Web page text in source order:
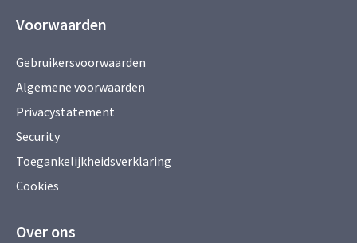
Voorwaarden
Gebruikersvoorwaarden
Algemene voorwaarden
Privacystatement
Security
Toegankelijkheidsverklaring
Cookies
Over ons